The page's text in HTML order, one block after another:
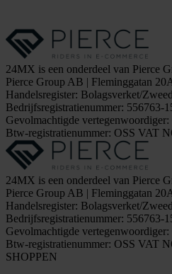
24MX is een onderdeel van Pierce
Pierce Group AB | Fleminggatan
Handelsregister: Bolagsverket/
Bedrijfsregistratienummer: 556763-
Gevolmachtigde
Btw-registratienummer: OSS VAT
24MX is een onderdeel van Pierce
Pierce Group AB | Fleminggatan
Handelsregister: Bolagsverket/
Bedrijfsregistratienummer: 556763-
Gevolmachtigde
Btw-registratienummer: OSS VAT
SHOPPEN